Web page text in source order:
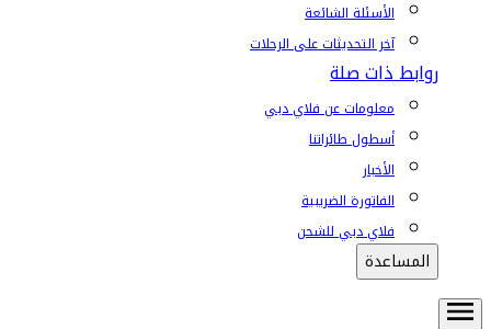
الأسئلة الشائعة
آخر التحديثات على الرحلات
روابط ذات صلة
معلومات عن فلاي دبي
أسطول طائراتنا
الأخبار
الفاتورة الضريبية
فلاي دبي للشحن
المساعدة